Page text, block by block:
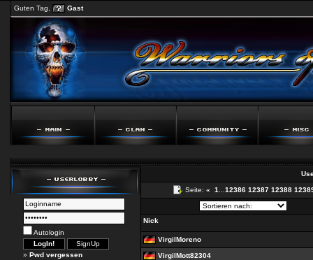
Guten Tag, Gast
Autologin
» Pwd vergessen
Seite: « 1 12386 12387 12388
Nick
VirgilMoreno
VirgilMott82304